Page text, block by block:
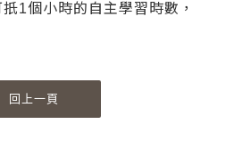
1個小時的自主學習時數，